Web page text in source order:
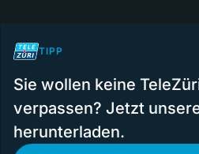
TIPP
Sie wollen keine
verpassen? Jetzt
herunterladen.